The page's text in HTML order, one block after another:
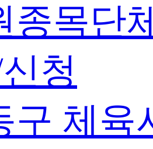
종목단
청
구 체육